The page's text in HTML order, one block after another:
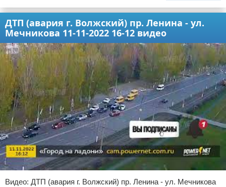
ДТП (авария г. Волжский) пр. Ленина - ул.
Мечникова 11-11-2022 16-12 видео
Видео: ДТП (авария г. Волжский) пр. Ленина - ул. Мечникова